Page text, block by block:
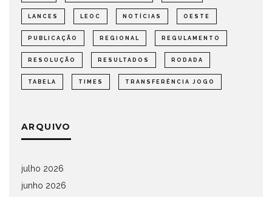
LANCES LEOC NOTÍCIAS OESTE
PUBLICAÇÃO REGIONAL REGULAMENTO
RESOLUÇÃO RESULTADOS RODADA
TABELA TIMES TRANSFERÊNCIA JOGO
ARQUIVO
julho 2026
junho 2026